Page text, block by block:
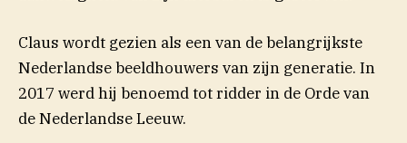
Claus wordt gezien als een van de belangrijkste
Nederlandse beeldhouwers van zijn generatie. In
2017 werd hij benoemd tot ridder in de Orde van
de Nederlandse Leeuw.